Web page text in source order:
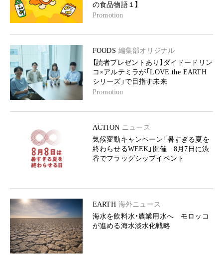
の食品物語１】
Promotion
FOODS 編集部オリジナル
【読者プレゼントあり】ダイドードリン
コ×アルテミラが「LOVE the EARTH
シリーズ」で目指す未来
Promotion
ACTION ニュース
気候変動キャンペーン「暑すぎる夏を
終わらせるWEEK」開催 8月7日に渋
谷でフラッグシップイベント
EARTH 海外ニュース
海水を飲料水・農業用水へ モロッコ
が進める海水淡水化戦略